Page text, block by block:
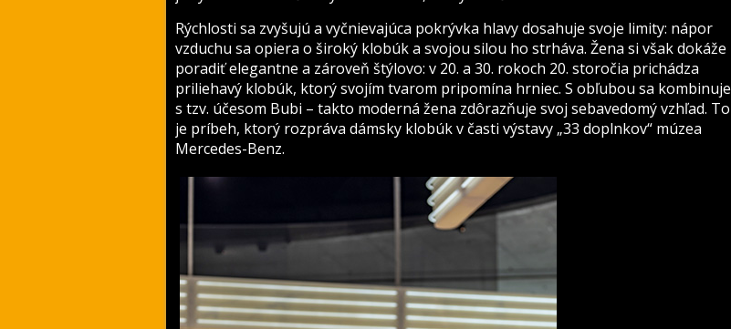
Rýchlosti sa zvyšujú a vyčnievajúca pokrývka hlavy dosahuje svoje limity: nápor
vzduchu sa opiera o široký klobúk a svojou silou ho strháva. Žena si však dokáže
poradiť elegantne a zároveň štýlovo: v 20. a 30. rokoch 20. storočia prichádza
priliehavý klobúk, ktorý svojím tvarom pripomína hrniec. S obľubou sa kombinuje
s tzv. účesom Bubi – takto moderná žena zdôrazňuje svoj sebavedomý vzhľad. To
je príbeh, ktorý rozpráva dámsky klobúk v časti výstavy „33 doplnkov“ múzea
Mercedes-Benz.